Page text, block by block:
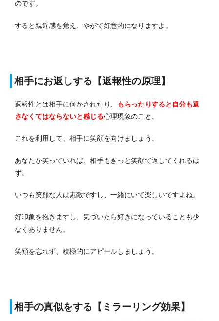
のです。
すると親近感を覚え、やがて好意的になりますよ。
相手にお返しする【返報性の原理】
返報性とは相手に何かされたり、
もらったりすると自分も返
さなくてはならないと感じる心理現象のこと。
これを利用して、相手に笑顔を向けましょう。
あなたが笑っていれば、相手もきっと笑顔で返してくれるは
ず。
いつも笑顔な人は素敵ですし、一緒にいて楽しいですよね。
好印象を抱きますし、気づいたら好きになっていることも少
なくありません。
笑顔を忘れず、積極的にアピールしましょう。
相手の真似をする【ミラーリング効果】